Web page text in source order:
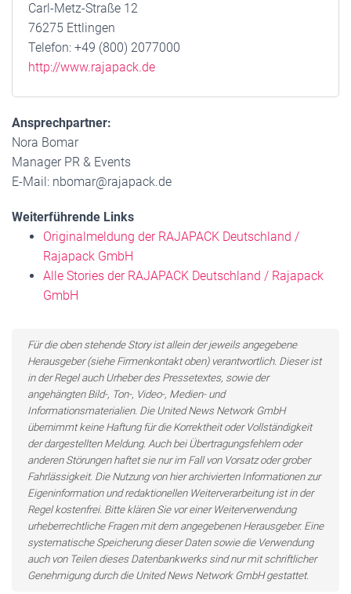
Carl-Metz-Straße 12
76275 Ettlingen
Telefon: +49 (800) 2077000
http://www.rajapack.de
Ansprechpartner:
Nora Bomar
Manager PR & Events
E-Mail: nbomar@rajapack.de
Weiterführende Links
Originalmeldung der RAJAPACK Deutschland /
Rajapack GmbH
Alle Stories der RAJAPACK Deutschland / Rajapack
GmbH
Für die oben stehende Story ist allein der jeweils angegebene
Herausgeber (siehe Firmenkontakt oben) verantwortlich. Dieser ist
in der Regel auch Urheber des Pressetextes, sowie der
angehängten Bild-, Ton-, Video-, Medien- und
Informationsmaterialien. Die United News Network GmbH
übernimmt keine Haftung für die Korrektheit oder Vollständigkeit
der dargestellten Meldung. Auch bei Übertragungsfehlern oder
anderen Störungen haftet sie nur im Fall von Vorsatz oder grober
Fahrlässigkeit. Die Nutzung von hier archivierten Informationen zur
Eigeninformation und redaktionellen Weiterverarbeitung ist in der
Regel kostenfrei. Bitte klären Sie vor einer Weiterverwendung
urheberrechtliche Fragen mit dem angegebenen Herausgeber. Eine
systematische Speicherung dieser Daten sowie die Verwendung
auch von Teilen dieses Datenbankwerks sind nur mit schriftlicher
Genehmigung durch die United News Network GmbH gestattet.